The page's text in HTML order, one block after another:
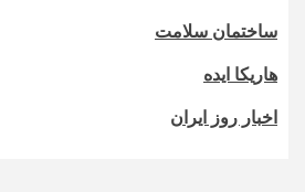
ساختمان سلامت
هاریکا ایده
اخبار روز ایران